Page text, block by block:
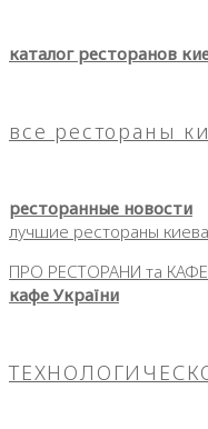
каталог ресторанов
все рестораны
ресторанные новости
лучшие рестораны киева
ПРО РЕСТОРАНИ та КАФЕ
кафе України